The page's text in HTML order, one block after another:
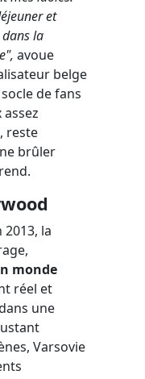
et
la
avoue
belge
de fans
reste
brûler
2013, la
monde
réel et
une
Varsovie